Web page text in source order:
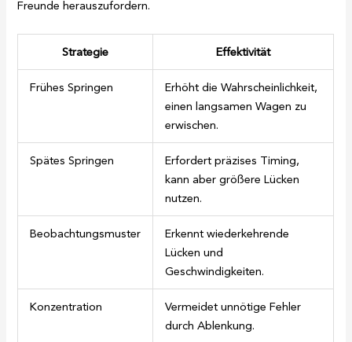
Freunde herauszufordern.
Strategie Effektivität
Frühes Springen
Erhöht die Wahrscheinlichkeit,
einen langsamen Wagen zu
erwischen.
Spätes Springen
Erfordert präzises Timing,
kann aber größere Lücken
nutzen.
Beobachtungsmuster
Erkennt wiederkehrende
Lücken und
Geschwindigkeiten.
Konzentration
Vermeidet unnötige Fehler
durch Ablenkung.